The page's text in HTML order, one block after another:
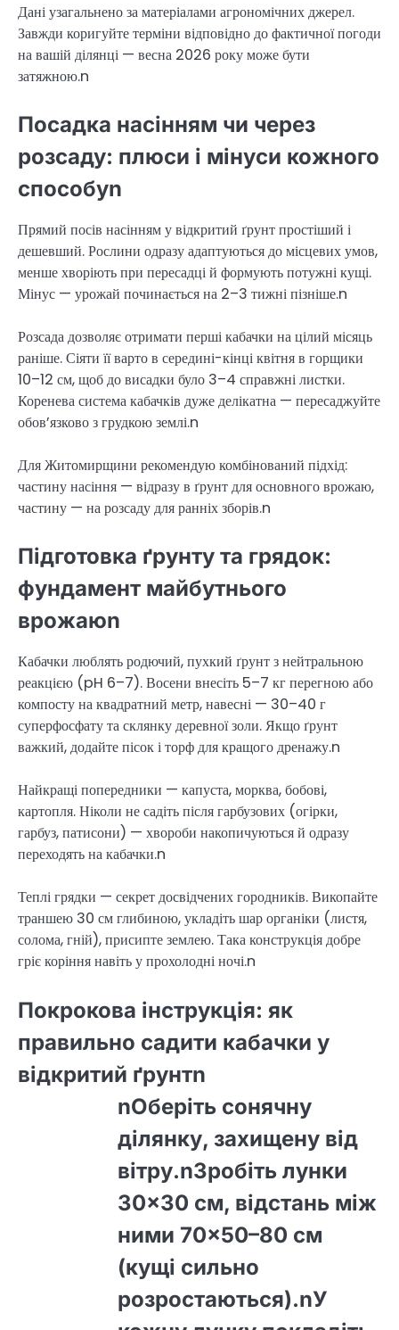
Дані узагальнено за матеріалами агрономічних джерел.
Завжди коригуйте терміни відповідно до фактичної погоди
на вашій ділянці — весна 2026 року може бути
затяжною.n
Посадка насінням чи через
розсаду: плюси і мінуси кожного
способуn
Прямий посів насінням у відкритий ґрунт простіший і
дешевший. Рослини одразу адаптуються до місцевих умов,
менше хворіють при пересадці й формують потужні кущі.
Мінус — урожай починається на 2–3 тижні пізніше.n
Розсада дозволяє отримати перші кабачки на цілий місяць
раніше. Сіяти її варто в середині-кінці квітня в горщики
10–12 см, щоб до висадки було 3–4 справжні листки.
Коренева система кабачків дуже делікатна — пересаджуйте
обов’язково з грудкою землі.n
Для Житомирщини рекомендую комбінований підхід:
частину насіння — відразу в ґрунт для основного врожаю,
частину — на розсаду для ранніх зборів.n
Підготовка ґрунту та грядок:
фундамент майбутнього
врожаюn
Кабачки люблять родючий, пухкий ґрунт з нейтральною
реакцією (pH 6–7). Восени внесіть 5–7 кг перегною або
компосту на квадратний метр, навесні — 30–40 г
суперфосфату та склянку деревної золи. Якщо ґрунт
важкий, додайте пісок і торф для кращого дренажу.n
Найкращі попередники — капуста, морква, бобові,
картопля. Ніколи не садіть після гарбузових (огірки,
гарбуз, патисони) — хвороби накопичуються й одразу
переходять на кабачки.n
Теплі грядки — секрет досвідчених городників. Викопайте
траншею 30 см глибиною, укладіть шар органіки (листя,
солома, гній), присипте землею. Така конструкція добре
гріє коріння навіть у прохолодні ночі.n
Покрокова інструкція: як
правильно садити кабачки у
відкритий ґрунтn
nОберіть сонячну
ділянку, захищену від
вітру.nЗробіть лунки
30×30 см, відстань між
ними 70×50–80 см
(кущі сильно
розростаються).nУ